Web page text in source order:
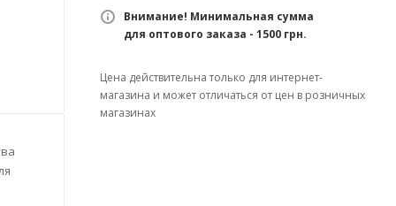
Внимание! Минимальная сумма
для оптового заказа - 1500 грн.
Цена действительна только для интернет-
магазина и может отличаться от цен в розничных
магазинах